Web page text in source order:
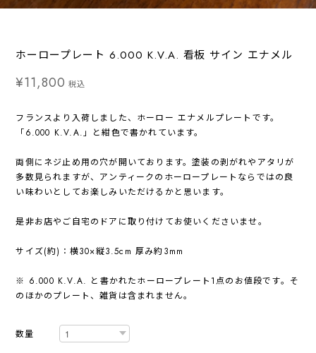
ホーロープレート 6.000 K.V.A. 看板 サイン エナメル
¥11,800 税込
フランスより入荷しました、ホーロー エナメルプレートです。
「6.000 K.V.A.」と紺色で書かれています。
両側にネジ止め用の穴が開いております。塗装の剥がれやアタリが
多数見られますが、アンティークのホーロープレートならではの良
い味わいとしてお楽しみいただけるかと思います。
是非お店やご自宅のドアに取り付けてお使いくださいませ。
サイズ(約)：横30×縦3.5cm 厚み約3mm
※ 6.000 K.V.A. と書かれたホーロープレート1点のお値段です。そ
のほかのプレート、雑貨は含まれません。
数量